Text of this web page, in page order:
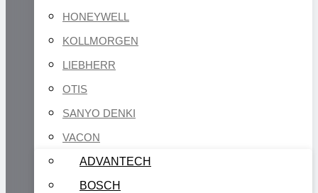
HONEYWELL
KOLLMORGEN
LIEBHERR
OTIS
SANYO DENKI
VACON
ADVANTECH
BOSCH